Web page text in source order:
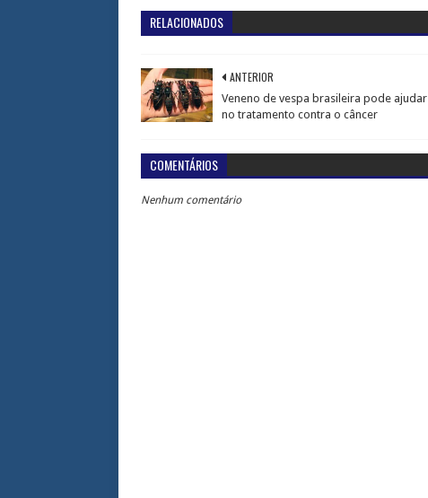
RELACIONADOS
ANTERIOR
Veneno de vespa brasileira pode ajudar
no tratamento contra o câncer
COMENTÁRIOS
Nenhum comentário